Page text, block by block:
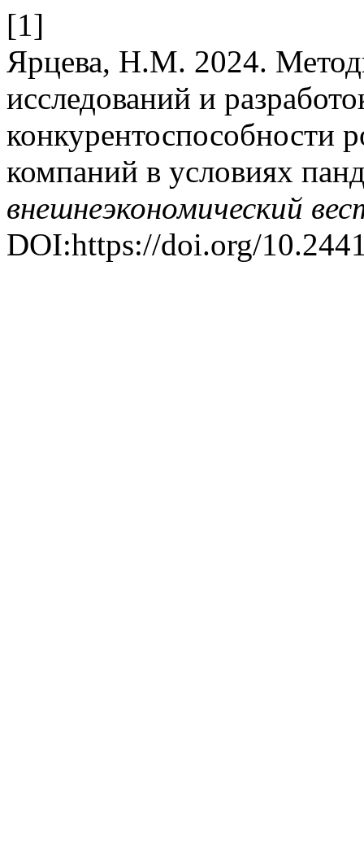
[1]
Ярцева, Н.М. 2024.
исследований и
конкурентоспособности
компаний в условиях
внешнеэкономический
DOI:https://doi.org/